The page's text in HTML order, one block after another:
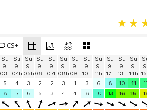
CS+
Su
9.
03h
Su
9.
04h
Su
9.
05h
Su
9.
06h
Su
9.
07h
Su
9.
08h
Su
9.
09h
Su
9.
10h
Su
9.
11h
Su
9.
12h
Su
9.
13h
Su
9.
14h
5 4 3 2 2 3 1 3 6 8 10 11
11
8 7 6 5 3 4 4 6 10 13 16 16